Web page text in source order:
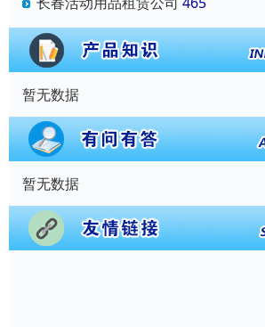
暂无数据
暂无数据